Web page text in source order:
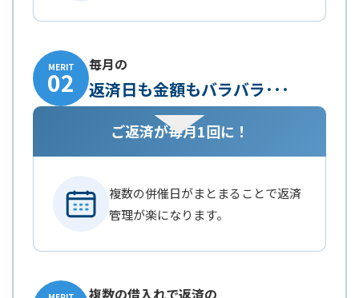
MERIT
02
毎月の
返済日も金額もバラバラ･･･
ご返済が毎月1回に！
複数の併催日がまとまることで返済
管理が楽になります。
複数の借入れで返済の